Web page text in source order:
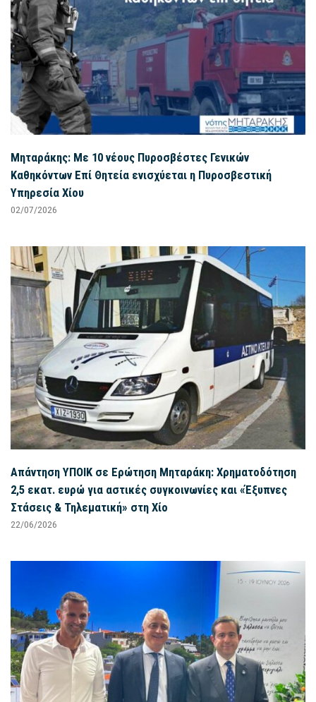
Μηταράκης: Με 10 νέους Πυροσβέστες Γενικών
Καθηκόντων Επί Θητεία ενισχύεται η Πυροσβεστική
Υπηρεσία Χίου
02/07/2026
Απάντηση ΥΠΟΙΚ σε Ερώτηση Μηταράκη: Χρηματοδότηση
2,5 εκατ. ευρώ για αστικές συγκοινωνίες και «Έξυπνες
Στάσεις & Τηλεματική» στη Χίο
22/06/2026